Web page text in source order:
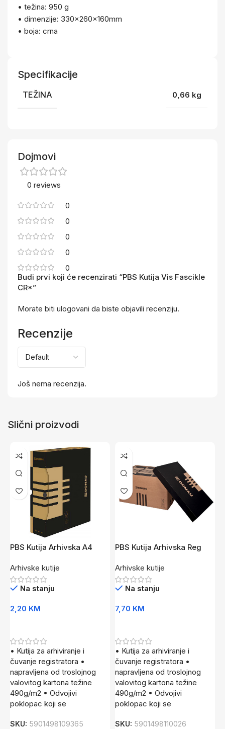
• težina: 950 g
• dimenzije: 330x260x160mm
• boja: crna
Specifikacije
TEŽINA 0,66 kg
Dojmovi
0 reviews
0
0
0
0
0
Recenzije
Još nema recenzija.
Budi prvi koji će recenzirati “PBS Kutija Vis Fascikle
CR*”
Morate biti ulogovani da biste objavili recenziju.
Slični proizvodi
PBS Kutija Arhivska A4
Arhivske kutije
Na stanju
2,20 KM
• Kutija za arhiviranje i
čuvanje registratora •
napravljena od troslojnog
valovitog kartona težine
490g/m2 • Odvojivi
poklopac koji se
SKU: 5901498109365
PBS Kutija Arhivska Reg
Arhivske kutije
Na stanju
7,70 KM
• Kutija za arhiviranje i
čuvanje registratora •
napravljena od troslojnog
valovitog kartona težine
490g/m2 • Odvojivi
poklopac koji se
SKU: 5901498110026